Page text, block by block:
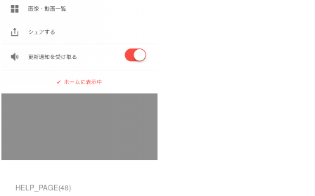
HELP_PAGE(48)